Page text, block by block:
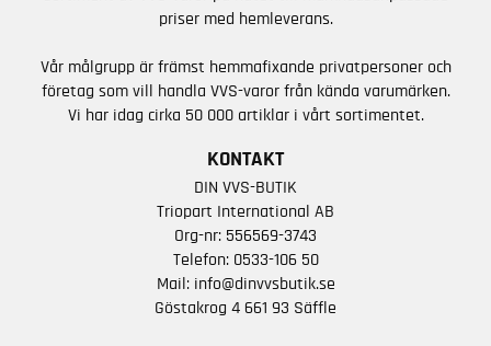
priser med hemleverans.
Vår målgrupp är främst hemmafixande privatpersoner och
företag som vill handla VVS-varor från kända varumärken.
Vi har idag cirka 50 000 artiklar i vårt sortimentet.
KONTAKT
DIN VVS-BUTIK
Triopart International AB
Org-nr: 556569-3743
Telefon: 0533-106 50
Mail: info@dinvvsbutik.se
Göstakrog 4 661 93 Säffle